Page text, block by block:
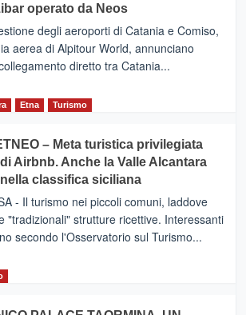
operato da Neos
degli aeroporti di Catania e Comiso,
aerea di Alpitour World, annunciano
diretto tra Catania...
Etna Turismo
– Meta turistica privilegiata
Airbnb. Anche la Valle Alcantara
classifica siciliana
- Il turismo nei piccoli comuni, laddove
"tradizionali" strutture ricettive. Interessanti
secondo l'Osservatorio sul Turismo...